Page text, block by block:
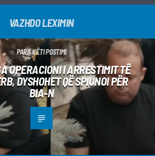
VAZHDO LEXIMIN
PARA KËTI POSTIMI
OPERACIONI I ARRESTIMIT TË
DYSHOHET QË SPIUNOI PËR
BIA-N